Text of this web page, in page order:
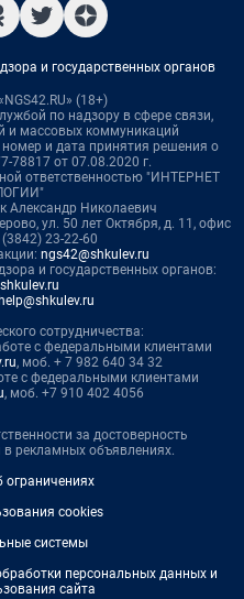
и государственных органов
(18+)
по надзору в сфере связи,
и массовых коммуникаций
и дата принятия решения о
78817 от 07.08.2020 г.
ответственностью "ИНТЕРНЕТ
Александр Николаевич
ул. 50 лет Октября, д. 11, офис
23-22-60
ngs42@shkulev.ru
и государственных органов:
help@shkulev.ru
сотрудничества:
с федеральными клиентами
, моб. + 7 982 640 34 32
с федеральными клиентами
, моб. +7 910 402 4056
за достоверность
рекламных объявлениях.
cookies
системы
персональных данных и
сайта